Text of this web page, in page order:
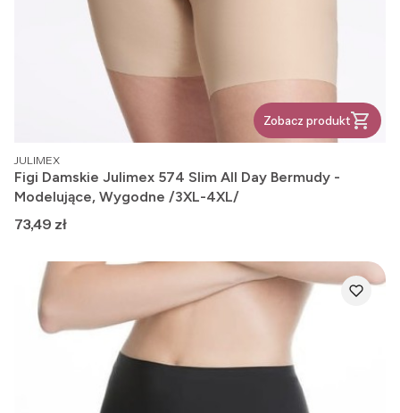
Zobacz produkt
PRODUCENT
JULIMEX
Figi Damskie Julimex 574 Slim All Day Bermudy -
Modelujące, Wygodne /3XL-4XL/
Cena
73,49 zł